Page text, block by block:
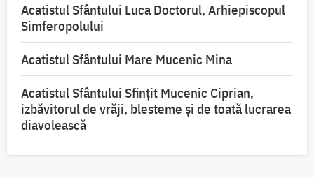
Acatistul Sfântului Luca Doctorul, Arhiepiscopul
Simferopolului
Acatistul Sfântului Mare Mucenic Mina
Acatistul Sfântului Sfințit Mucenic Ciprian,
izbăvitorul de vrăji, blesteme și de toată lucrarea
diavolească